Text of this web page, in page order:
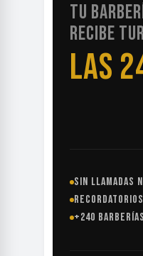
TU
RECIBE
LAS
SIN LLAMADAS
+240